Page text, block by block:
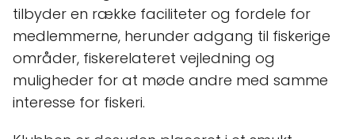
tilbyder en række faciliteter og fordele for
medlemmerne, herunder adgang til fiskerige
områder, fiskerelateret vejledning og
muligheder for at møde andre med samme
interesse for fiskeri.